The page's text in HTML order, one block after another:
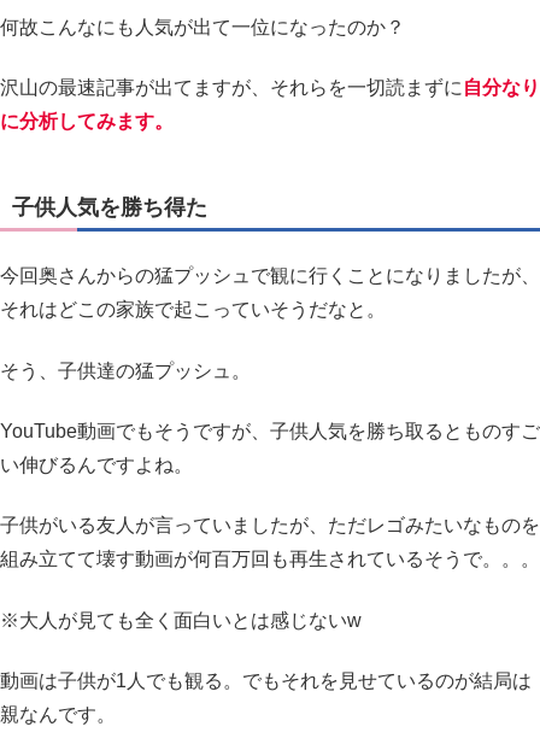
何故こんなにも人気が出て一位になったのか？
沢山の最速記事が出てますが、それらを一切読まずに自分なり
に分析してみます。
子供人気を勝ち得た
今回奥さんからの猛プッシュで観に行くことになりましたが、
それはどこの家族で起こっていそうだなと。
そう、子供達の猛プッシュ。
YouTube動画でもそうですが、子供人気を勝ち取るとものすご
い伸びるんですよね。
子供がいる友人が言っていましたが、ただレゴみたいなものを
組み立てて壊す動画が何百万回も再生されているそうで。。。
※大人が見ても全く面白いとは感じないw
動画は子供が1人でも観る。でもそれを見せているのが結局は
親なんです。